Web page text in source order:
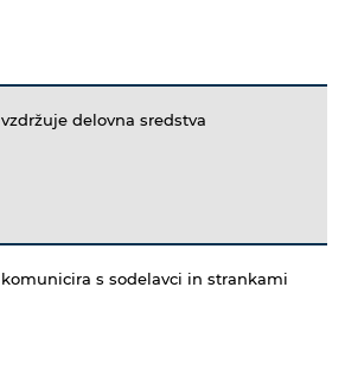
vzdržuje delovna sredstva
komunicira s sodelavci in strankami